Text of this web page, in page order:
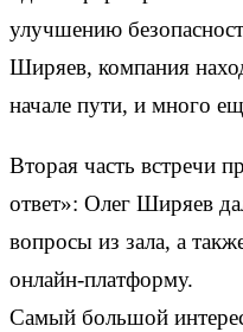
улучшению
Ширяев, компания
начале пути, и много
Вторая часть встречи
ответ»: Олег Ширяев
вопросы из зала, а
онлайн-платформу.
Самый большой